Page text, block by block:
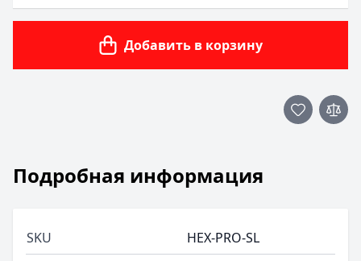
Добавить в корзину
Подробная информация
SKU
HEX-PRO-SL